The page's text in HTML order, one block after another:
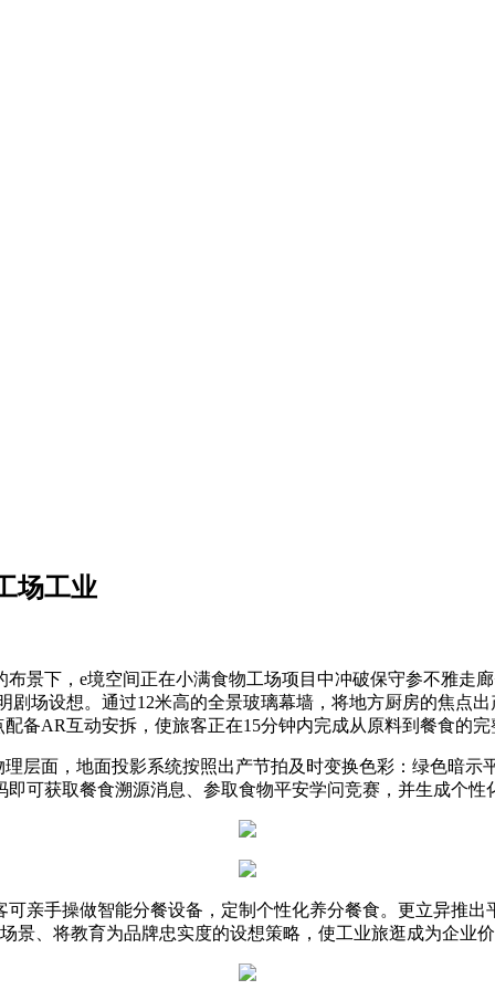
场工业
下，e境空间正在小满食物工场项目中冲破保守参不雅走
场设想。通过12米高的全景玻璃幕墙，将地方厨房的焦点
备AR互动安拆，使旅客正在15分钟内完成从原料到餐食的
面，地面投影系统按照出产节拍及时变换色彩：绿色暗示
可获取餐食溯源消息、参取食物平安学问竞赛，并生成个
手操做智能分餐设备，定制个性化养分餐食。更立异推出
景、将教育为品牌忠实度的设想策略，使工业旅逛成为企业